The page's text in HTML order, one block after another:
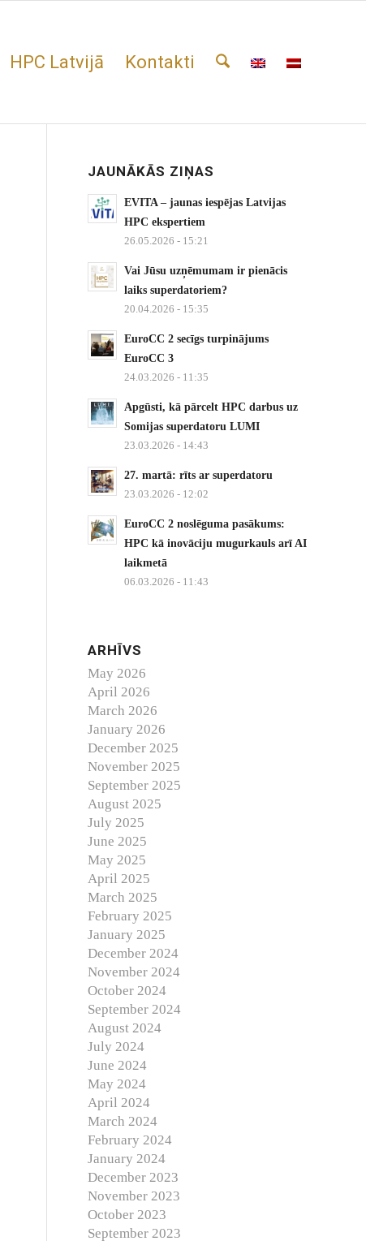
HPC Latvijā Kontakti
JAUNĀKĀS ZIŅAS
EVITA – jaunas iespējas Latvijas
HPC ekspertiem
26.05.2026 - 15:21
Vai Jūsu uzņēmumam ir pienācis
laiks superdatoriem?
20.04.2026 - 15:35
EuroCC 2 secīgs turpinājums
EuroCC 3
24.03.2026 - 11:35
Apgūsti, kā pārcelt HPC darbus uz
Somijas superdatoru LUMI
23.03.2026 - 14:43
27. martā: rīts ar superdatoru
23.03.2026 - 12:02
EuroCC 2 noslēguma pasākums:
HPC kā inovāciju mugurkauls arī AI
laikmetā
06.03.2026 - 11:43
ARHĪVS
May 2026
April 2026
March 2026
January 2026
December 2025
November 2025
September 2025
August 2025
July 2025
June 2025
May 2025
April 2025
March 2025
February 2025
January 2025
December 2024
November 2024
October 2024
September 2024
August 2024
July 2024
June 2024
May 2024
April 2024
March 2024
February 2024
January 2024
December 2023
November 2023
October 2023
September 2023